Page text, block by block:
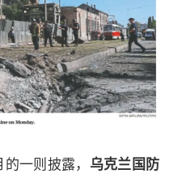
一则披露， 乌克兰国防